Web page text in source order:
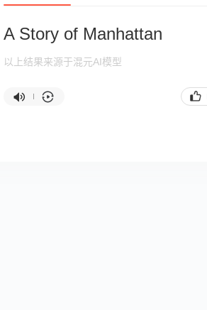
A Story of Manhattan
以上结果来源于混元AI模型